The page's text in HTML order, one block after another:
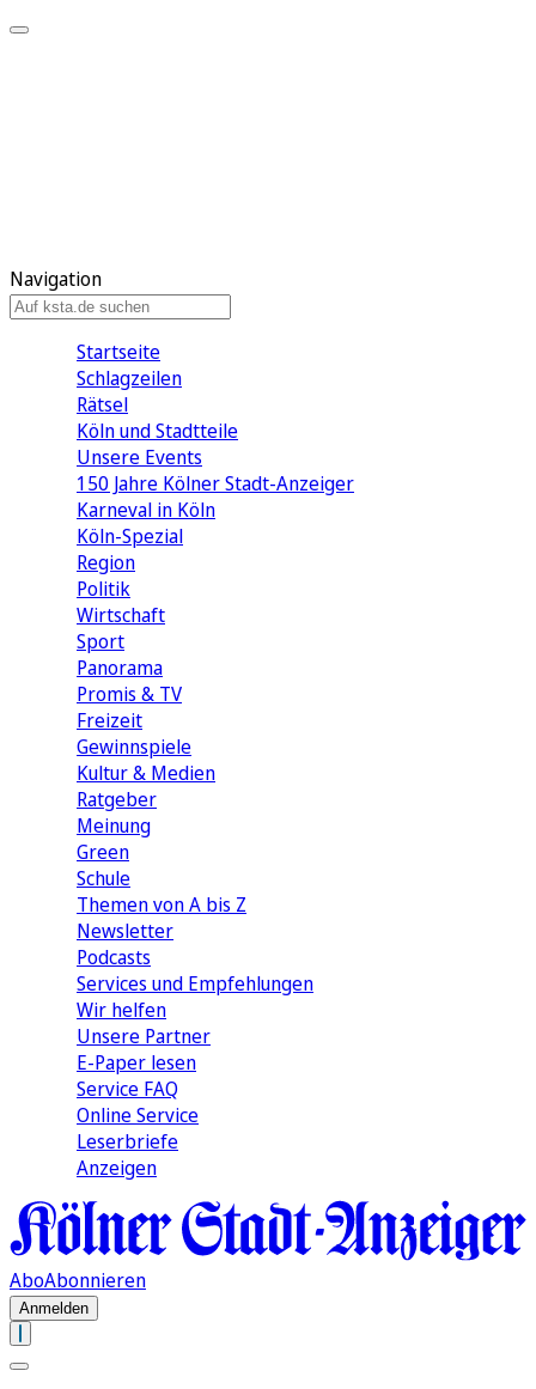
Navigation
Startseite
Schlagzeilen
Rätsel
Köln und Stadtteile
Unsere Events
150 Jahre Kölner Stadt-Anzeiger
Karneval in Köln
Köln-Spezial
Region
Politik
Wirtschaft
Sport
Panorama
Promis & TV
Freizeit
Gewinnspiele
Kultur & Medien
Ratgeber
Meinung
Green
Schule
Themen von A bis Z
Newsletter
Podcasts
Services und Empfehlungen
Wir helfen
Unsere Partner
E-Paper lesen
Service FAQ
Online Service
Leserbriefe
Anzeigen
AboAbonnieren
Anmelden